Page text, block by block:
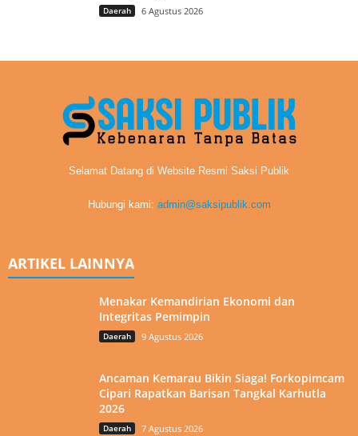
Daerah 6 Agustus 2026
Selamat Datang di Website Resmi Saksi Publik
Hubungi kami: admin@saksipublik.com
ARTIKEL LAINNYA
Menakar Kemandirian Ekonomi dan
Integritas Pemimpin
Daerah 9 Agustus 2026
Ancaman Kemarau Bikin Siaga! Forkopimcam
Cipari Rapatkan Barisan Tangkal Karhutla
2026
Daerah 7 Agustus 2026